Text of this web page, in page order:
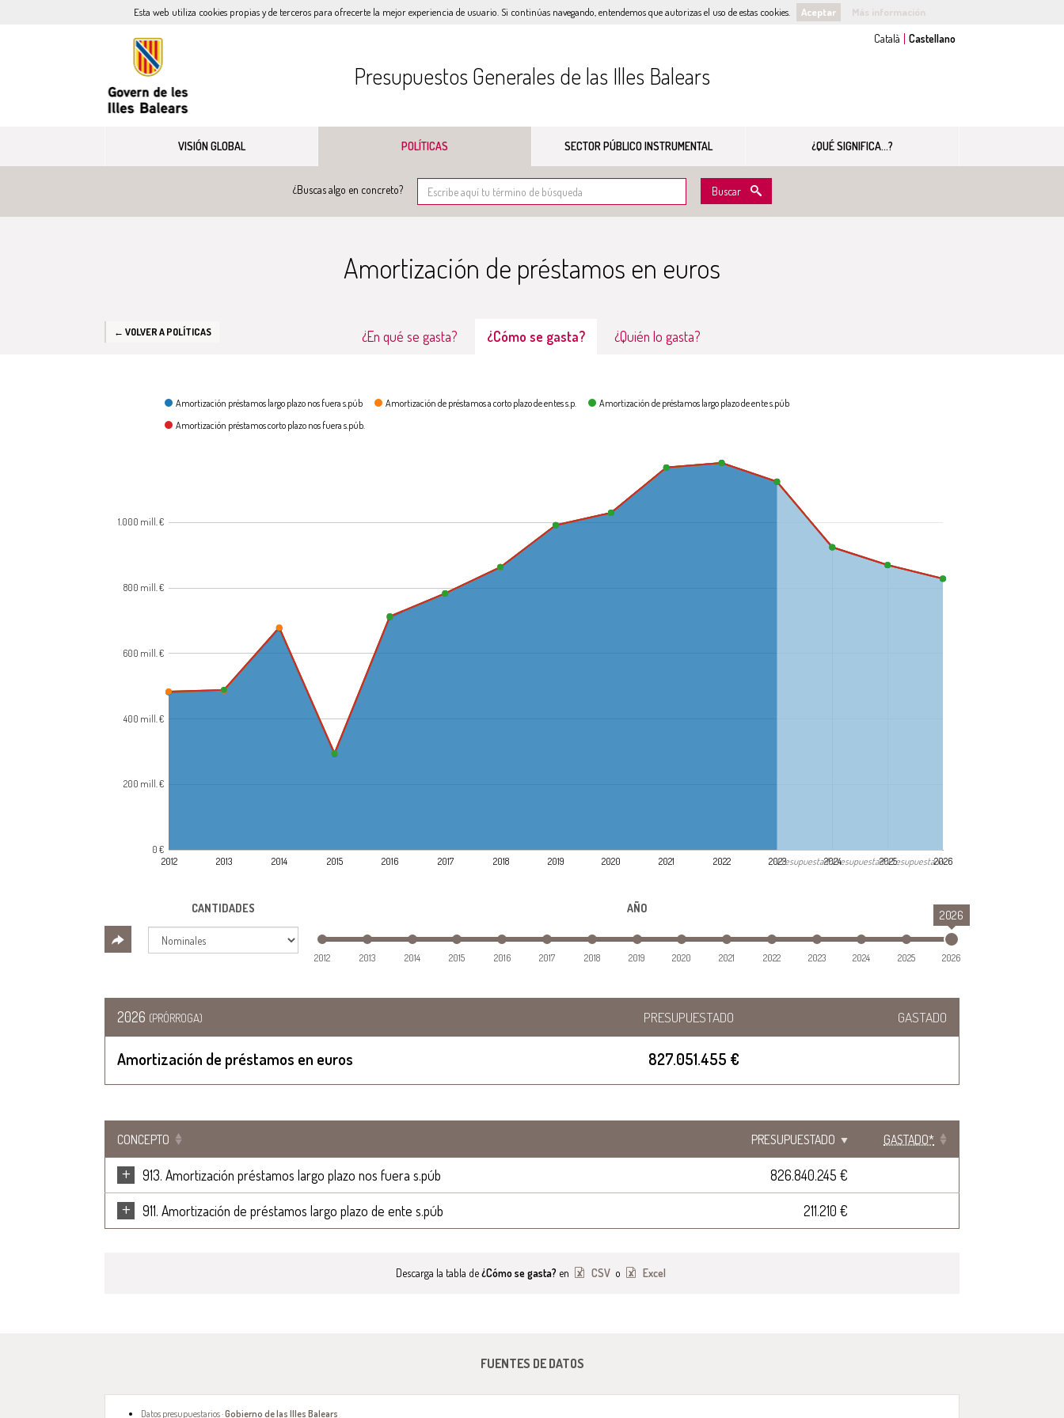
Esta web utiliza cookies propias y de terceros para ofrecerte la mejor experiencia de usuario. Si continúas navegando, entendemos que autorizas el uso de estas cookies. Aceptar Más información
Presupuestos Generales de las Illes Balears
VISIÓN GLOBAL POLÍTICAS SECTOR PÚBLICO INSTRUMENTAL ¿QUÉ SIGNIFICA...?
¿Buscas algo en concreto? Buscar
← VOLVER A POLÍTICAS
Amortización de préstamos en euros
¿En qué se gasta? ¿Cómo se gasta? ¿Quién lo gasta?
Amortización préstamos largo plazo nos fuera s.púb Amortización de préstamos a corto plazo de entes s.p.
Amortización de préstamos largo plazo de ente s.púb
Amortización préstamos corto plazo nos fuera s.púb.
2012 2013 2014 2015 2016 2017 2018 2019 2020 2021 2022 2023 2024 2025 2026
0 €
200 mill. €
400 mill. €
600 mill. €
800 mill. €
1.000 mill. €
PresupuestadoPresupuestadoPresupuestado
CANTIDADES AÑO 2026
2012 2013 2014 2015 2016 2017 2018 2019 2020 2021 2022 2023 2024 2025 2026
2026 (PRÓRROGA) PRESUPUESTADO GASTADO
Amortización de préstamos en euros 827.051.455 €
CONCEPTO PRESUPUESTADO GASTADO*
+ 913. Amortización préstamos largo plazo nos fuera s.púb 826.840.245 €
+ 911. Amortización de préstamos largo plazo de ente s.púb 211.210 €
Descarga la tabla de¿Cómo se gasta? en CSV o Excel
FUENTES DE DATOS
Datos presupuestarios ·Gobierno de las Illes Balears